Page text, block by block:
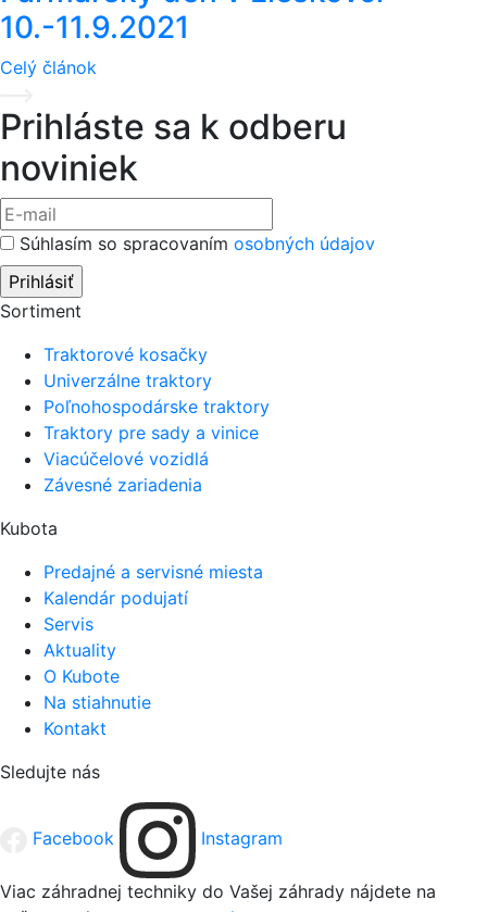
10.-11.9.2021
Celý článok
Prihláste sa k odberu
noviniek
Súhlasím so spracovaním osobných údajov
Sortiment
Traktorové kosačky
Univerzálne traktory
Poľnohospodárske traktory
Traktory pre sady a vinice
Viacúčelové vozidlá
Závesné zariadenia
Kubota
Predajné a servisné miesta
Kalendár podujatí
Servis
Aktuality
O Kubote
Na stiahnutie
Kontakt
Sledujte nás
Facebook Instagram
Viac záhradnej techniky do Vašej záhrady nájdete na